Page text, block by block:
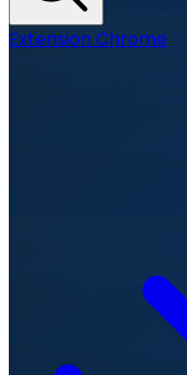
Extension Chrome